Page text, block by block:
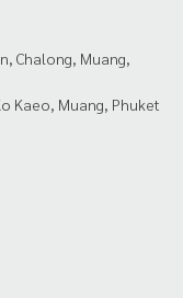
Chalong, Muang,
Kaeo, Muang, Phuket